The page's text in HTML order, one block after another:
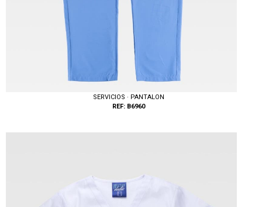
SERVICIOS · PANTALON
REF: B6960